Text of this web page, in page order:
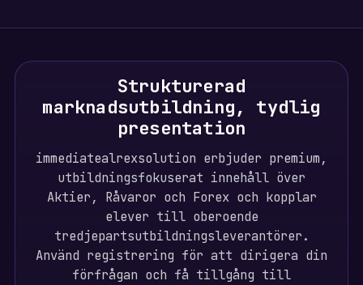
Strukturerad
marknadsutbildning, tydlig
presentation
immediatealrexsolution erbjuder premium,
utbildningsfokuserat innehåll över
Aktier, Råvaror och Forex och kopplar
elever till oberoende
tredjepartsutbildningsleverantörer.
Använd registrering för att dirigera din
förfrågan och få tillgång till